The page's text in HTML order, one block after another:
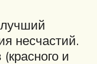
несчастий.
и